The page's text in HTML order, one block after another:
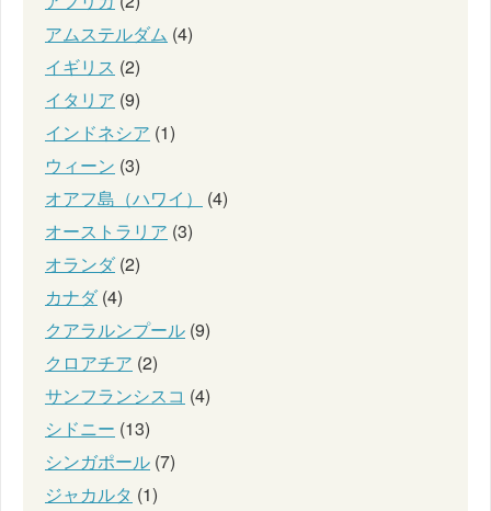
アムステルダム (4)
イギリス (2)
イタリア (9)
インドネシア (1)
ウィーン (3)
オアフ島（ハワイ）
(4)
オーストラリア (3)
オランダ(2)
カナダ(4)
クアラルンプール (9)
クロアチア (2)
サンフランシスコ (4)
シドニー (13)
シンガポール (7)
ジャカルタ (1)